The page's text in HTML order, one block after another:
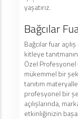
yaşatırız.
Bağcılar
Bağcılar fuar
kitleye
Özel Profesyonel
mükemmel bir
tanıtım
profesyonel bir
açılışlarında,
etkinliğinizin